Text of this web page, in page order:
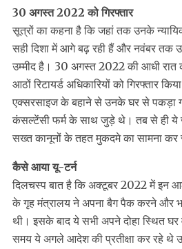
30 अगस्‍त 2022 को गिरफ्तार
सूत्रों का कहना है कि जहां तक उनके
सही दिशा में आगे बढ़ रही हैं और नवंबर
उम्मीद है। 30 अगस्त 2022 की आधी रात
आठों रिटायर्ड अधिकारियों को गिरफ्तार
एक्‍सरसाइज के बहाने से उनके घर से पकड़ा
कंसल्टेंसी फर्म के साथ जुड़े थे। तब से ही
सख्‍त कानूनों के तहत मुकदमे का सामना कर
कैसे आया यू-टर्न
दिलचस्प बात है कि अक्‍टूबर 2022 में इन
के गृह मंत्रालय ने अपना बैग पैक करने और
थी। इसके बाद ये सभी अपने दोहा स्थित
समय ये अगले आदेश की प्रतीक्षा कर रहे थे